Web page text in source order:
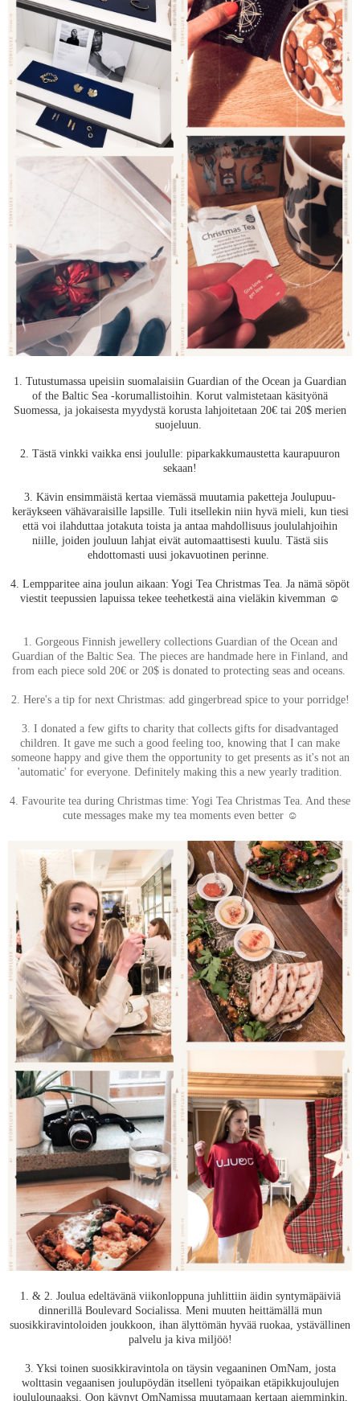
1. Tutustumassa upeisiin suomalaisiin Guardian of the Ocean ja Guardian
of the Baltic Sea -korumallistoihin. Korut valmistetaan käsityönä
Suomessa, ja jokaisesta myydystä korusta lahjoitetaan 20€ tai 20$ merien
suojeluun.
2. Tästä vinkki vaikka ensi joululle: piparkakkumaustetta kaurapuuron
sekaan!
3. Kävin ensimmäistä kertaa viemässä muutamia paketteja Joulupuu-
keräykseen vähävaraisille lapsille. Tuli itsellekin niin hyvä mieli, kun tiesi
että voi ilahduttaa jotakuta toista ja antaa mahdollisuus joululahjoihin
niille, joiden jouluun lahjat eivät automaattisesti kuulu. Tästä siis
ehdottomasti uusi jokavuotinen perinne.
4. Lempparitee aina joulun aikaan: Yogi Tea Christmas Tea. Ja nämä söpöt
viestit teepussien lapuissa tekee teehetkestä aina vieläkin kivemman ☺️
1. Gorgeous Finnish jewellery collections Guardian of the Ocean and
Guardian of the Baltic Sea. The pieces are handmade here in Finland, and
from each piece sold 20€ or 20$ is donated to protecting seas and oceans.
2. Here's a tip for next Christmas: add gingerbread spice to your porridge!
3. I donated a few gifts to charity that collects gifts for disadvantaged
children. It gave me such a good feeling too, knowing that I can make
someone happy and give them the opportunity to get presents as it's not an
'automatic' for everyone. Definitely making this a new yearly tradition.
4. Favourite tea during Christmas time: Yogi Tea Christmas Tea. And these
cute messages make my tea moments even better ☺️
1. & 2. Joulua edeltävänä viikonloppuna juhlittiin äidin syntymäpäiviä
dinnerillä Boulevard Socialissa. Meni muuten heittämällä mun
suosikkiravintoloiden joukkoon, ihan älyttömän hyvää ruokaa, ystävällinen
palvelu ja kiva miljöö!
3. Yksi toinen suosikkiravintola on täysin vegaaninen OmNam, josta
wolttasin vegaanisen joulupöydän itselleni työpaikan etäpikkujoulujen
joululounaaksi. Oon käynyt OmNamissa muutamaan kertaan aiemminkin,